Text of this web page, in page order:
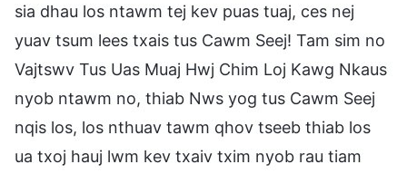
sia dhau los ntawm tej kev puas tuaj, ces nej
yuav tsum lees txais tus Cawm Seej! Tam sim no
Vajtswv Tus Uas Muaj Hwj Chim Loj Kawg Nkaus
nyob ntawm no, thiab Nws yog tus Cawm Seej
nqis los, los nthuav tawm qhov tseeb thiab los
ua txoj hauj lwm kev txaiv txim nyob rau tiam